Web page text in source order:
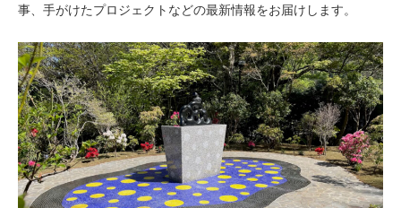
ンが 心地よい対比を生む
庭
2019年 静岡県
を デザインとして生かす
庭
2019年～ 熱海市
事、手がけたプロジェクトなどの最新情報をお届けします。